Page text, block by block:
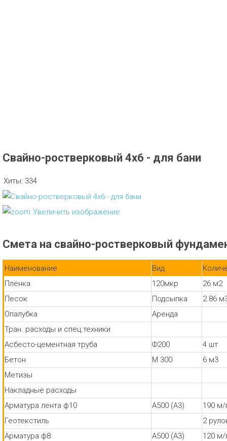
Свайно-ростверковый 4х6 - для бани
Хиты: 334
Увеличить изображение
Смета на свайно-ростверковый
Наименование Вид
Плёнка
120мкр
26 м2
Песок
Подсыпка
2.86
Опалубка
Аренда
Тран. расходы и спец.техники
Асбесто-цементная труба
Ф200
4 шт
Бетон
М 300
6 м3
Метизы
Накладные расходы
Арматура лента ф10
А500 (А3)
190 м/
Геотекстиль
2
Арматура ф8
А500 (А3)
120 м/